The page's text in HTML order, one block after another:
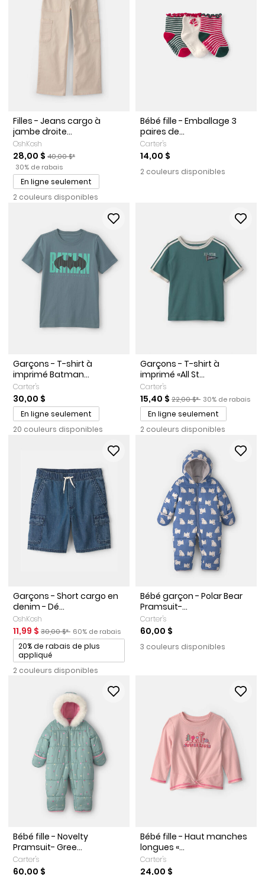
Filles - Jeans cargo à
jambe droite...
OshKosh
Prix de solde
28,00 $ Prix ​​de détail suggéré par le fabricant
40,00 $*
Pourcentage de rabais
30% de rabais
En ligne seulement
2 couleurs disponibles
Bébé fille - Emballage 3
paires de...
Carter's
14,00 $
2 couleurs disponibles
Garçons - T-shirt à
imprimé Batman...
Carter's
30,00 $
En ligne seulement
20 couleurs disponibles
Garçons - T-shirt à
imprimé «All St...
Carter's
Prix de solde
15,40 $ Prix ​​de détail suggéré par
22,00 $* Pourcentage de
30% de rabais
En ligne seulement
2 couleurs disponibles
Garçons - Short cargo en
denim - Dé...
OshKosh
Prix de solde
11,99 $ Prix ​​de détail suggéré par le fabricant
30,00 $* Pourcentage de rabais
60% de rabais
Promotions
20% de rabais de plus
appliqué
2 couleurs disponibles
Bébé garçon - Polar Bear
Pramsuit-...
Carter's
60,00 $
3 couleurs disponibles
Bébé fille - Novelty
Pramsuit- Gree...
Carter's
60,00 $
Bébé fille - Haut manches
longues «...
Carter's
24,00 $